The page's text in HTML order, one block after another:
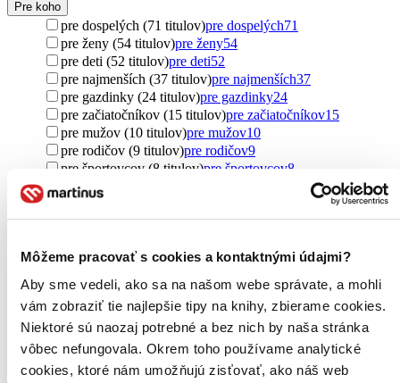
Môžeme pracovať s cookies a kontaktnými údajmi?
Aby sme vedeli, ako sa na našom webe správate, a mohli
vám zobraziť tie najlepšie tipy na knihy, zbierame cookies.
Niektoré sú naozaj potrebné a bez nich by naša stránka
vôbec nefungovala. Okrem toho používame analytické
cookies, ktoré nám umožňujú zisťovať, ako náš web
Pre koho
pre dospelých (71 titulov)pre dospelých71
pre ženy (54 titulov)pre ženy54
pre deti (52 titulov)pre deti52
pre najmenších (37 titulov)pre najmenších37
pre gazdinky (24 titulov)pre gazdinky24
pre začiatočníkov (15 titulov)pre začiatočníkov15
pre mužov (10 titulov)pre mužov10
pre rodičov (9 titulov)pre rodičov9
pre športovcov (8 titulov)pre športovcov8
pre tehotné (6 titulov)
pre trénerov (3 tituly)pre trénerov3
pre kresťanov (2 tituly)pre kresťanov2
Ďalšie možnosti
Pôvod
Slovensko (130 titulov) Slovensko130
zahraničný (46 titulov)
zahraničný
46